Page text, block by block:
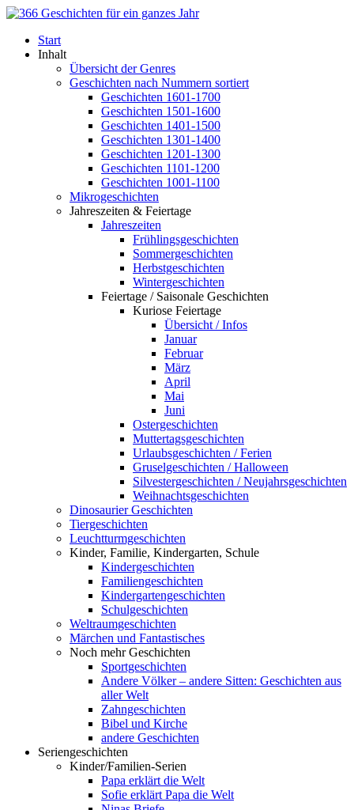
Start
Inhalt
Übersicht der Genres
Geschichten nach Nummern sortiert
Geschichten 1601-1700
Geschichten 1501-1600
Geschichten 1401-1500
Geschichten 1301-1400
Geschichten 1201-1300
Geschichten 1101-1200
Geschichten 1001-1100
Mikrogeschichten
Jahreszeiten & Feiertage
Jahreszeiten
Frühlingsgeschichten
Sommergeschichten
Herbstgeschichten
Wintergeschichten
Feiertage / Saisonale Geschichten
Kuriose Feiertage
Übersicht / Infos
Januar
Februar
März
April
Mai
Juni
Ostergeschichten
Muttertagsgeschichten
Urlaubsgeschichten / Ferien
Gruselgeschichten / Halloween
Silvestergeschichten / Neujahrsgeschichten
Weihnachtsgeschichten
Dinosaurier Geschichten
Tiergeschichten
Leuchtturmgeschichten
Kinder, Familie, Kindergarten, Schule
Kindergeschichten
Familiengeschichten
Kindergartengeschichten
Schulgeschichten
Weltraumgeschichten
Märchen und Fantastisches
Noch mehr Geschichten
Sportgeschichten
Andere Völker – andere Sitten: Geschichten aus
aller Welt
Zahngeschichten
Bibel und Kirche
andere Geschichten
Seriengeschichten
Kinder/Familien-Serien
Papa erklärt die Welt
Sofie erklärt Papa die Welt